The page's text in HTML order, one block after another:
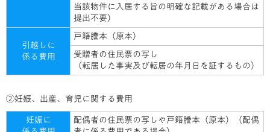
当該物件に入居する旨の明確な記載がある場合は
提出不要）
引越しに
係る費用
戸籍謄本（原本）
受贈者の住民票の写し
（転居した事実及び転居の年月日を証するもの）
②妊娠、出産、育児に関する費用
妊娠に
配偶者の住民票の写しや戸籍謄本（原本）（配偶